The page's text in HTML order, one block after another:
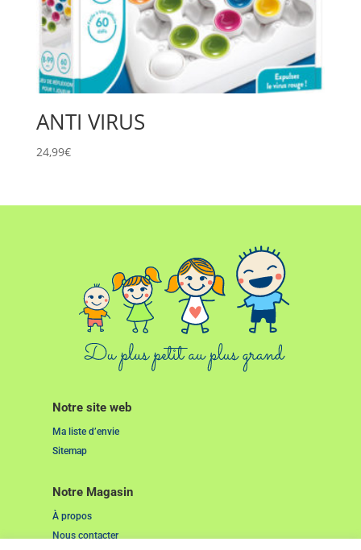
ANTI VIRUS
24,99€
Notre site web
Ma liste d’envie
Sitemap
Notre Magasin
À propos
Nous contacter